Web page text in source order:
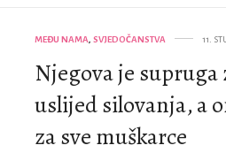
MEĐU NAMA, SVJEDOČANSTVA 11.
Njegova je
uslijed silovanja, a
za sve muškarce